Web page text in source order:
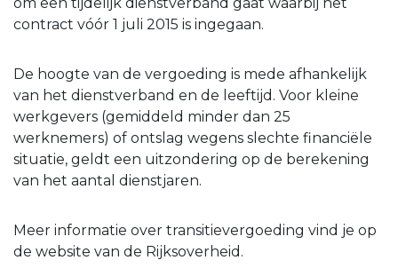
contract vóór 1 juli 2015 is ingegaan.
De hoogte van de vergoeding is mede afhankelijk
van het dienstverband en de leeftijd. Voor kleine
werkgevers (gemiddeld minder dan 25
werknemers) of ontslag wegens slechte financiële
situatie, geldt een uitzondering op de berekening
van het aantal dienstjaren.
Meer informatie over transitievergoeding vind je op
de website van de Rijksoverheid.